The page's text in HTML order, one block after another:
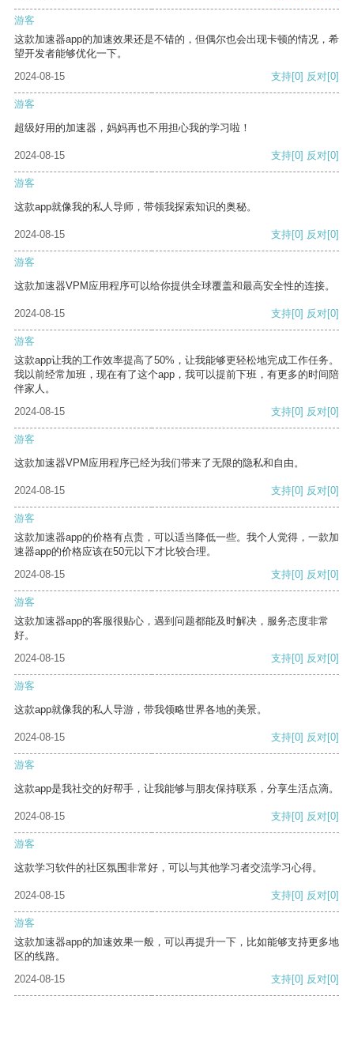
游客
这款加速器app的加速效果还是不错的，但偶尔也会出现卡顿的情况，希
望开发者能够优化一下。
2024-08-15
支持[0] 反对[0]
游客
超级好用的加速器，妈妈再也不用担心我的学习啦！
2024-08-15 支持[0] 反对[0]
游客
这款app就像我的私人导师，带领我探索知识的奥秘。
2024-08-15 支持[0] 反对[0]
游客
这款加速器VPM应用程序可以给你提供全球覆盖和最高安全性的连接。
2024-08-15 支持[0] 反对[0]
游客
这款app让我的工作效率提高了50%，让我能够更轻松地完成工作任务。
我以前经常加班，现在有了这个app，我可以提前下班，有更多的时间陪
伴家人。
2024-08-15
支持[0] 反对[0]
游客
这款加速器VPM应用程序已经为我们带来了无限的隐私和自由。
2024-08-15 支持[0] 反对[0]
游客
这款加速器app的价格有点贵，可以适当降低一些。我个人觉得，一款加
速器app的价格应该在50元以下才比较合理。
2024-08-15
支持[0] 反对[0]
游客
这款加速器app的客服很贴心，遇到问题都能及时解决，服务态度非常
好。
2024-08-15
支持[0] 反对[0]
游客
这款app就像我的私人导游，带我领略世界各地的美景。
2024-08-15 支持[0] 反对[0]
游客
这款app是我社交的好帮手，让我能够与朋友保持联系，分享生活点滴。
2024-08-15 支持[0] 反对[0]
游客
这款学习软件的社区氛围非常好，可以与其他学习者交流学习心得。
2024-08-15 支持[0] 反对[0]
游客
这款加速器app的加速效果一般，可以再提升一下，比如能够支持更多地
区的线路。
2024-08-15
支持[0] 反对[0]